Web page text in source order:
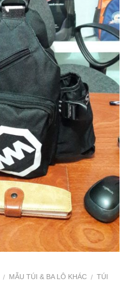
/ MẪU TÚI & BA LÔ KHÁC / TÚI